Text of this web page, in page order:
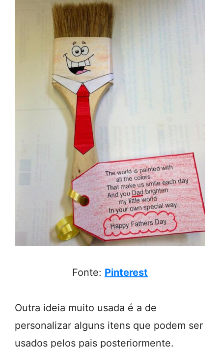
Fonte: Pinterest
Outra ideia muito usada é a de
personalizar alguns itens que podem ser
usados pelos pais posteriormente.